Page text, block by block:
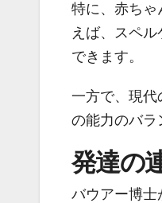
特に、赤ちゃ
えば、スペ
できます。
一方で、現代
の能力のバラ
発達の
バウアー博士